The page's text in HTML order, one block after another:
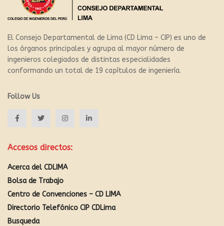
El Consejo Departamental de Lima (CD Lima – CIP) es uno de
los órganos principales y agrupa al mayor número de
ingenieros colegiados de distintas especialidades
conformando un total de 19 capítulos de ingeniería.
Follow Us
Accesos directos:
Acerca del CDLIMA
Bolsa de Trabajo
Centro de Convenciones – CD LIMA
Directorio Telefónico CIP CDLima
Busqueda